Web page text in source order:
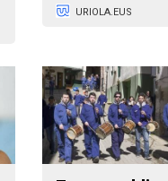
URIOLA.EUS